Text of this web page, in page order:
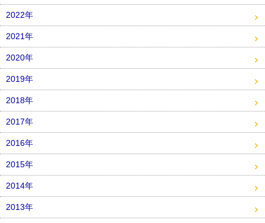
2022年
2021年
2020年
2019年
2018年
2017年
2016年
2015年
2014年
2013年